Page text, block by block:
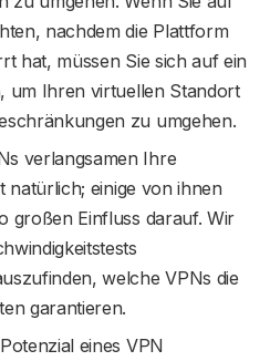
nachdem die Plattform
hat, müssen Sie sich auf ein
um Ihren virtuellen Standort
zu umgehen.
verlangsamen Ihre
natürlich; einige von ihnen
großen Einfluss darauf. Wir
welche VPNs die
garantieren.
eines VPN